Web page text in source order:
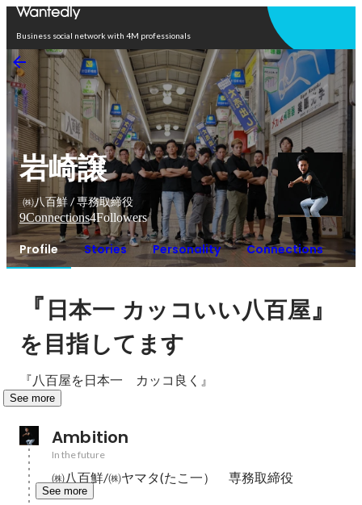
Business social network with 4M professionals
岩崎譲
㈱八百鮮 / 専務取締役
9Connections4Followers
Profile Stories Personality Connections
『日本一 カッコいい八百屋』
を目指してます
『八百屋を日本一　カッコ良く』
See more
Ambition
In the future
㈱八百鮮/㈱ヤマタ(たこ一）　専務取締役
See more